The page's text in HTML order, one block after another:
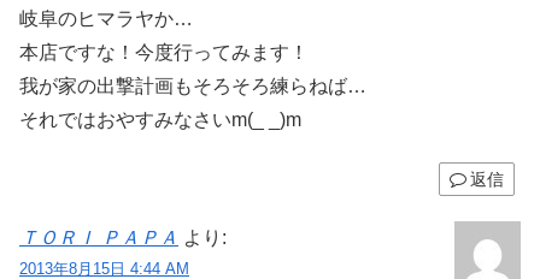
岐阜のヒマラヤか…
本店ですな！今度行ってみます！
我が家の出撃計画もそろそろ練らねば…
それではおやすみなさいm(_ _)m
返信
ＴＯＲＩ ＰＡＰＡ より:
2013年8月15日 4:44 AM